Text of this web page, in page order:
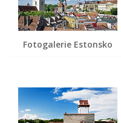
Fotogalerie Estonsko